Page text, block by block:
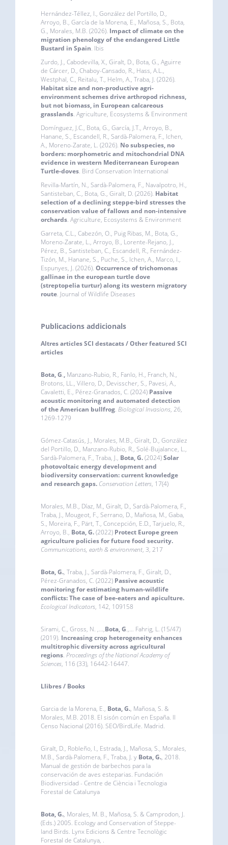
Hernández-Téllez, I., González del Portillo, D.,
Arroyo, B., García de la Morena, E., Mañosa, S., Bota,
G., Morales, M.B. (2026). Impact of climate on the
migration phenology of the endangered Little
Bustard in Spain. Ibis
Zurdo, J., Cabodevilla, X., Giralt, D., Bota, G., Aguirre
de Cárcer, D., Chaboy-Cansado, R., Hass, A.L.,
Westphal, C., Reitalu, T., Helm, A., Traba, J. (2026).
Habitat size and non-productive agri-
environment schemes drive arthropod richness,
but not biomass, in European calcareous
grasslands. Agriculture, Ecosystems & Environment
Domínguez, J.C., Bota, G., García, J.T., Arroyo, B.,
Hanane, S., Escandell, R., Sardà-Palomera, F., Ichen,
A., Moreno-Zarate, L. (2026). No subspecies, no
borders: morphometric and mitochondrial DNA
evidence in western Mediterranean European
Turtle-doves. Bird Conservation International
Revilla-Martín, N., Sardà-Palomera, F., Navalpotro, H.,
Santisteban, C., Bota, G., Giralt, D. (2026). Habitat
selection of a declining steppe-bird stresses the
conservation value of fallows and non-intensive
orchards. Agriculture, Ecosystems & Environment
Garreta, C.L., Cabezón, O., Puig Ribas, M., Bota, G.,
Moreno-Zarate, L., Arroyo, B., Lorente-Rejano, J.,
Pérez, B., Santisteban, C., Escandell, R., Fernández-
Tizón, M., Hanane, S., Puche, S., Ichen, A., Marco, I.,
Espunyes, J. (2026). Occurrence of trichomonas
gallinae in the european turtle dove
(streptopelia turtur) along its western migratory
route. Journal of Wildlife Diseases
Publicacions addicionals
Altres articles SCI destacats / Other featured SCI
articles
Bota, G., Manzano-Rubio, R., Fanlo, H., Franch, N.,
Brotons, LL., Villero, D., Devisscher, S., Pavesi, A.,
Cavaletti, E., Pérez-Granados, C. (2024) Passive
acoustic monitoring and automated detection
of the American bullfrog. Biological Invasions, 26,
1269-1279
Gómez-Catasús, J., Morales, M.B., Giralt, D., González
del Portillo, D., Manzano-Rubio, R., Solé-Bujalance, L.,
Sardà-Palomera, F., Traba, J., Bota, G.(2024)Solar
photovoltaic energy development and
biodiversity conservation: current knowledge
and research gaps. Conservation Letters, 17(4)
Morales, M.B., Díaz, M., Giralt, D., Sardà-Palomera, F.,
Traba, J., Mougeot, F., Serrano, D., Mañosa, M., Gaba,
S., Moreira, F., Pärt, T., Concepción, E.D., Tarjuelo, R.,
Arroyo, B., Bota, G.(2022) Protect Europe green
agriculture policies for future food security.
Communications, earth & environment, 3, 217
Bota, G., Traba, J., Sardà-Palomera, F., Giralt, D.,
Pérez-Granados, C. (2022) Passive acoustic
monitoring for estimating human-wildlife
conflicts: The case of bee-eaters and apiculture.
Ecological Indicators, 142, 109158
Sirami, C., Gross, N. ,…,Bota, G.,… Fahrig, L. (15/47)
(2019). Increasing crop heterogeneity enhances
multitrophic diversity across agricultural
regions. Proceedings of the National Academy of
Sciences, 116 (33), 16442-16447.
Llibres / Books
Garcia de la Morena, E., Bota, G., Mañosa, S. &
Morales, M.B. 2018. El sisón común en España. II
Censo Nacional (2016). SEO/BirdLife. Madrid.
Giralt, D., Robleño, I., Estrada, J., Mañosa, S., Morales,
M.B., Sardà-Palomera, F., Traba, J. y Bota, G., 2018.
Manual de gestión de barbechos para la
conservación de aves esteparias. Fundación
Biodiversidad - Centre de Ciència i Tecnologia
Forestal de Catalunya
Bota, G., Morales, M. B., Mañosa, S. & Camprodon, J.
(Eds.) 2005. Ecology and Conservation of Steppe-
land Birds. Lynx Edicions & Centre Tecnològic
Forestal de Catalunya, .